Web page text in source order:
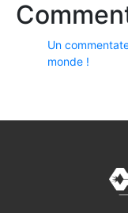
Un
monde !